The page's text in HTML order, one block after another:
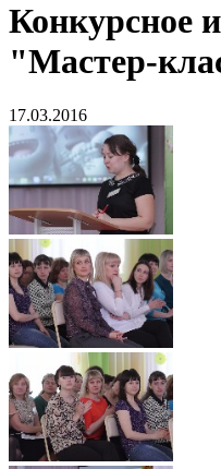
Конкурсное
"Мастер-
17.03.2016